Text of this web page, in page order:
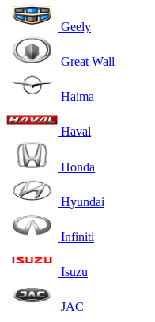
Geely
Great Wall
Haima
Haval
Honda
Hyundai
Infiniti
Isuzu
JAC